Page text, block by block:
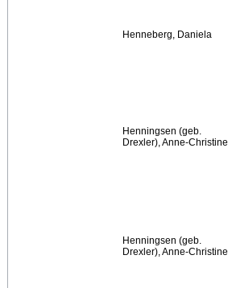
Henneberg, Daniela
Henningsen (geb.
Drexler), Anne-Christine
Henningsen (geb.
Drexler), Anne-Christine